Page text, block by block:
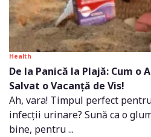
Health
De la Panică la Plajă: Cum o
Salvat o Vacanță de Vis!
Ah, vara! Timpul perfect
infecții urinare? Sună ca o
bine, pentru ...